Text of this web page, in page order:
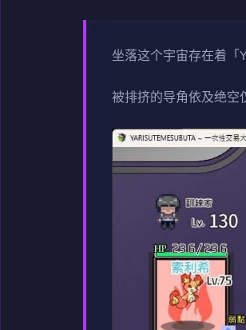
坐落这个宇宙存在着「
被排挤的导角依及绝